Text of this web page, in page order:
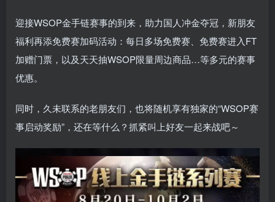
迎接WSOP金手链赛事的到来，助力国人冲金夺冠，新朋友
福利再添免费赛加码活动：每日多场免费赛、免费赛进入FT
加赠门票，以及天天抽WSOP限量周边商品…等多元的赛事
优惠。
同时，久未联系的老朋友们，也将随机享有独家的“WSOP赛
事启动奖励”，还在等什么？抓紧叫上好友一起来战吧～